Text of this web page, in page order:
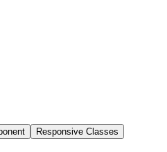
Responsive Classes